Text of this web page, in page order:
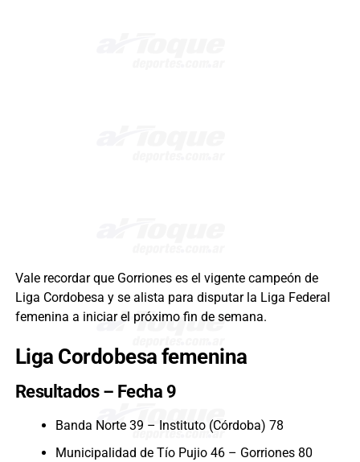
Vale recordar que Gorriones es el vigente campeón de
Liga Cordobesa y se alista para disputar la Liga Federal
femenina a iniciar el próximo fin de semana.
Liga Cordobesa femenina
Resultados – Fecha 9
Banda Norte 39 – Instituto (Córdoba) 78
Municipalidad de Tío Pujio 46 – Gorriones 80